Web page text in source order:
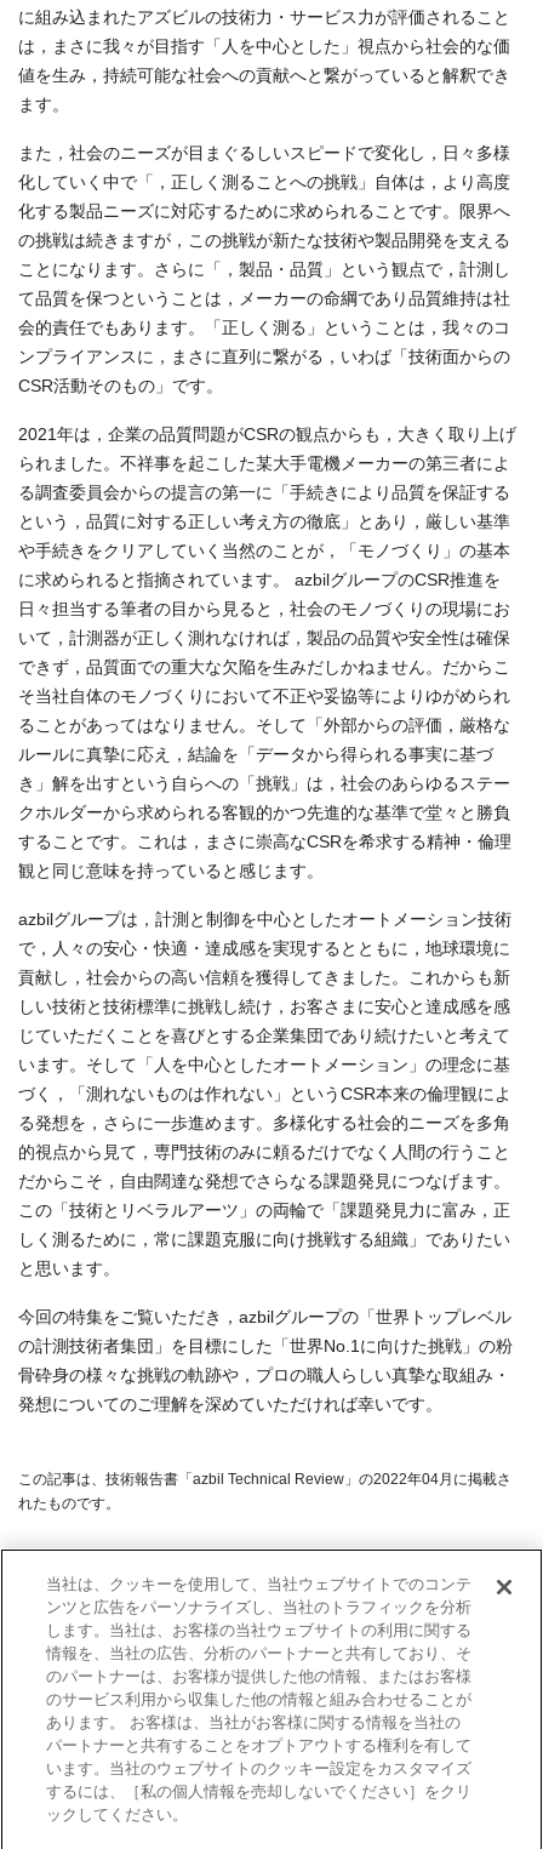
に組み込まれたアズビルの技術力・サービス力が評価されること
は，まさに我々が目指す「人を中心とした」視点から社会的な価
値を生み，持続可能な社会への貢献へと繋がっていると解釈でき
ます。
また，社会のニーズが目まぐるしいスピードで変化し，日々多様
化していく中で「，正しく測ることへの挑戦」自体は，より高度
化する製品ニーズに対応するために求められることです。限界へ
の挑戦は続きますが，この挑戦が新たな技術や製品開発を支える
ことになります。さらに「，製品・品質」という観点で，計測し
て品質を保つということは，メーカーの命綱であり品質維持は社
会的責任でもあります。「正しく測る」ということは，我々のコ
ンプライアンスに，まさに直列に繋がる，いわば「技術面からの
CSR活動そのもの」です。
2021年は，企業の品質問題がCSRの観点からも，大きく取り上げ
られました。不祥事を起こした某大手電機メーカーの第三者によ
る調査委員会からの提言の第一に「手続きにより品質を保証する
という，品質に対する正しい考え方の徹底」とあり，厳しい基準
や手続きをクリアしていく当然のことが，「モノづくり」の基本
に求められると指摘されています。 azbilグループのCSR推進を
日々担当する筆者の目から見ると，社会のモノづくりの現場にお
いて，計測器が正しく測れなければ，製品の品質や安全性は確保
できず，品質面での重大な欠陥を生みだしかねません。だからこ
そ当社自体のモノづくりにおいて不正や妥協等によりゆがめられ
ることがあってはなりません。そして「外部からの評価，厳格な
ルールに真摯に応え，結論を「データから得られる事実に基づ
き」解を出すという自らへの「挑戦」は，社会のあらゆるステー
クホルダーから求められる客観的かつ先進的な基準で堂々と勝負
することです。これは，まさに崇高なCSRを希求する精神・倫理
観と同じ意味を持っていると感じます。
azbilグループは，計測と制御を中心としたオートメーション技術
で，人々の安心・快適・達成感を実現するとともに，地球環境に
貢献し，社会からの高い信頼を獲得してきました。これからも新
しい技術と技術標準に挑戦し続け，お客さまに安心と達成感を感
じていただくことを喜びとする企業集団であり続けたいと考えて
います。そして「人を中心としたオートメーション」の理念に基
づく，「測れないものは作れない」というCSR本来の倫理観によ
る発想を，さらに一歩進めます。多様化する社会的ニーズを多角
的視点から見て，専門技術のみに頼るだけでなく人間の行うこと
だからこそ，自由闊達な発想でさらなる課題発見につなげます。
この「技術とリベラルアーツ」の両輪で「課題発見力に富み，正
しく測るために，常に課題克服に向け挑戦する組織」でありたい
と思います。
今回の特集をご覧いただき，azbilグループの「世界トップレベル
の計測技術者集団」を目標にした「世界No.1に向けた挑戦」の粉
骨砕身の様々な挑戦の軌跡や，プロの職人らしい真摯な取組み・
発想についてのご理解を深めていただければ幸いです。
この記事は、技術報告書「azbil Technical Review」の2022年04月に掲載さ
れたものです。
前のページへ
巻頭言：計測の
信頼性確保に不
可欠な計量標準
azbil Technical
Review 一覧
（2022年4月）
次のページへ
正しく測るため
の社内基盤整備
当社は、クッキーを使用して、当社ウェブサイトでのコンテ
ンツと広告をパーソナライズし、当社のトラフィックを分析
します。当社は、お客様の当社ウェブサイトの利用に関する
情報を、当社の広告、分析のパートナーと共有しており、そ
のパートナーは、お客様が提供した他の情報、またはお客様
のサービス利用から収集した他の情報と組み合わせることが
あります。 お客様は、当社がお客様に関する情報を当社の
パートナーと共有することをオプトアウトする権利を有して
います。当社のウェブサイトのクッキー設定をカスタマイズ
するには、［私の個人情報を売却しないでください］をクリ
ックしてください。